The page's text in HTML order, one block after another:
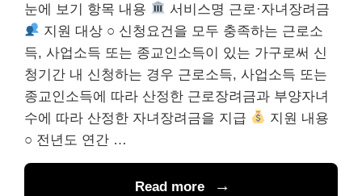
눈에 보기 항목 내용
서비스명 근로·자녀장려금
지원 대상 ○ 신청요건을 모두 충족하는 근로소
득, 사업소득 또는 종교인소득이 있는 가구로써 신
청기간 내 신청하는 경우 근로소득, 사업소득 또는
종교인소득에 따라 산정한 근로장려금과 부양자녀
수에 따라 산정한 자녀장려금을 지급
지원 내용
○ 전년도 연간 …
Read more